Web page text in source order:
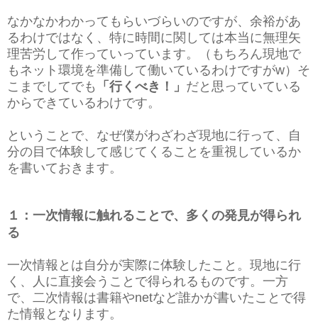
なかなかわかってもらいづらいのですが、余裕があ
るわけではなく、特に時間に関しては本当に無理矢
理苦労して作っていっています。（もちろん現地で
もネット環境を準備して働いているわけですがw）そ
こまでしてでも
「行くべき！」 だと思っていている
からできているわけです。
ということで、なぜ僕がわざわざ現地に行って、自
分の目で体験して感じてくることを重視しているか
を書いておきます。
１：一次情報に触れることで、多くの発見が得られ
る
一次情報とは自分が実際に体験したこと。現地に行
く、人に直接会うことで得られるものです。一方
で、二次情報は書籍やnetなど誰かが書いたことで得
た情報となります。